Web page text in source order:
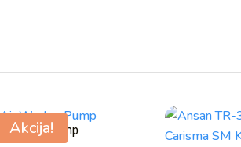
Akcija!
Air Wedge Pump